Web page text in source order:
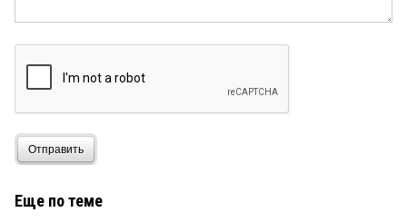
Отправить
Еще по теме